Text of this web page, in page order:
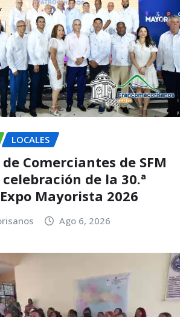
LOCALES
Comerciantes de SFM
de la 30.ª
Mayorista 2026
Ago 6, 2026